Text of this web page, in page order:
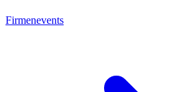
Firmenevents